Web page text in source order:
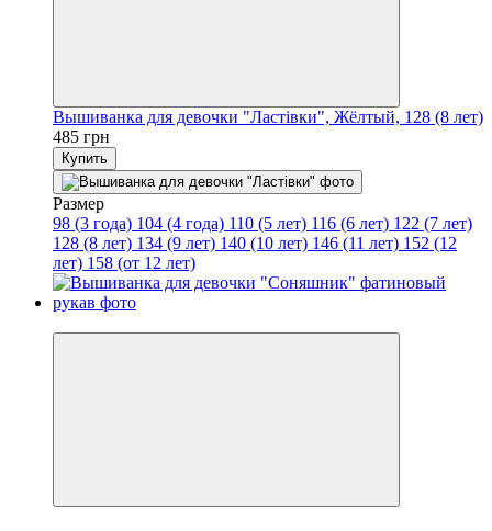
Вышиванка для девочки "Ластівки", Жёлтый, 128 (8 лет)
485 грн
Купить
Размер
98 (3 года) 104 (4 года) 110 (5 лет) 116 (6 лет) 122 (7 лет)
128 (8 лет) 134 (9 лет) 140 (10 лет) 146 (11 лет) 152 (12
лет) 158 (от 12 лет)